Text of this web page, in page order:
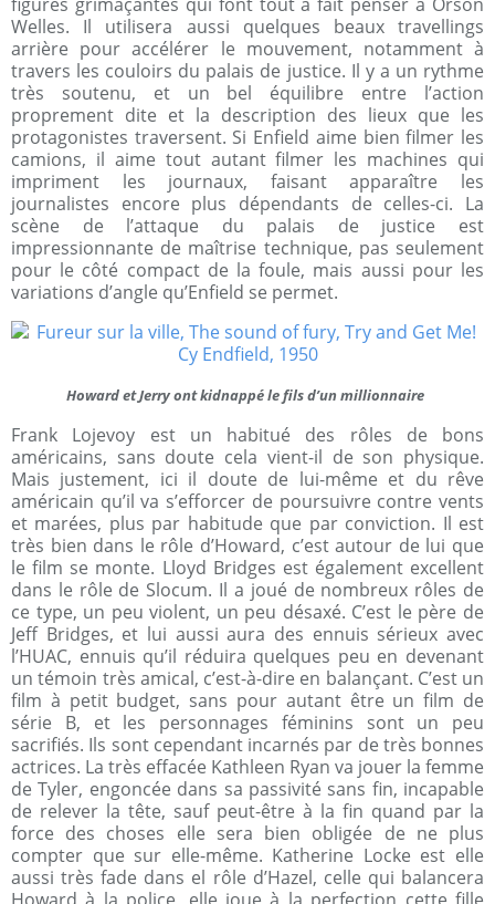
Welles. Il utilisera aussi quelques beaux travellings
arrière pour accélérer le mouvement, notamment à
travers les couloirs du palais de justice. Il y a un rythme
très soutenu, et un bel équilibre entre l’action
proprement dite et la description des lieux que les
protagonistes traversent. Si Enfield aime bien filmer les
camions, il aime tout autant filmer les machines qui
impriment les journaux, faisant apparaître les
journalistes encore plus dépendants de celles-ci. La
scène de l’attaque du palais de justice est
impressionnante de maîtrise technique, pas seulement
pour le côté compact de la foule, mais aussi pour les
variations d’angle qu’Enfield se permet.
Howard et Jerry ont kidnappé le fils d’un millionnaire
Frank Lojevoy est un habitué des rôles de bons
américains, sans doute cela vient-il de son physique.
Mais justement, ici il doute de lui-même et du rêve
américain qu’il va s’efforcer de poursuivre contre vents
et marées, plus par habitude que par conviction. Il est
très bien dans le rôle d’Howard, c’est autour de lui que
le film se monte. Lloyd Bridges est également excellent
dans le rôle de Slocum. Il a joué de nombreux rôles de
ce type, un peu violent, un peu désaxé. C’est le père de
Jeff Bridges, et lui aussi aura des ennuis sérieux avec
l’HUAC, ennuis qu’il réduira quelques peu en devenant
un témoin très amical, c’est-à-dire en balançant. C’est un
film à petit budget, sans pour autant être un film de
série B, et les personnages féminins sont un peu
sacrifiés. Ils sont cependant incarnés par de très bonnes
actrices. La très effacée Kathleen Ryan va jouer la femme
de Tyler, engoncée dans sa passivité sans fin, incapable
de relever la tête, sauf peut-être à la fin quand par la
force des choses elle sera bien obligée de ne plus
compter que sur elle-même. Katherine Locke est elle
aussi très fade dans el rôle d’Hazel, celle qui balancera